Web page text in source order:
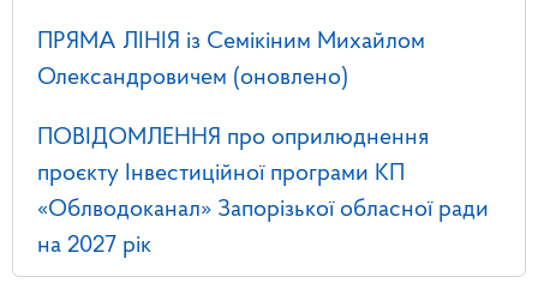
ПРЯМА ЛІНІЯ із Семікіним Михайлом
Олександровичем (оновлено)
ПОВІДОМЛЕННЯ про оприлюднення
проєкту Інвестиційної програми КП
«Облводоканал» Запорізької обласної ради
на 2027 рік